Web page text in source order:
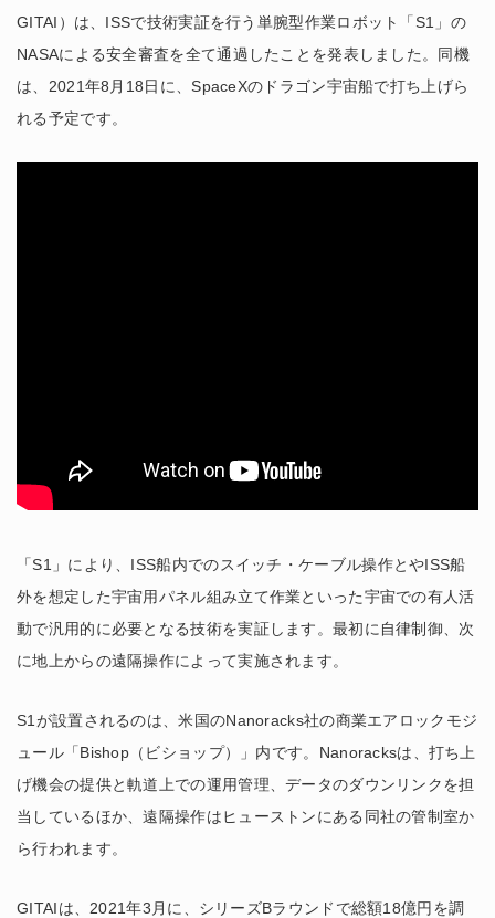
GITAI）は、ISSで技術実証を行う単腕型作業ロボット「S1」の
NASAによる安全審査を全て通過したことを発表しました。同機
は、2021年8月18日に、SpaceXのドラゴン宇宙船で打ち上げら
れる予定です。
「S1」により、ISS船内でのスイッチ・ケーブル操作とやISS船
外を想定した宇宙用パネル組み立て作業といった宇宙での有人活
動で汎用的に必要となる技術を実証します。最初に自律制御、次
に地上からの遠隔操作によって実施されます。
S1が設置されるのは、米国のNanoracks社の商業エアロックモジ
ュール「Bishop（ビショップ）」内です。Nanoracksは、打ち上
げ機会の提供と軌道上での運用管理、データのダウンリンクを担
当しているほか、遠隔操作はヒューストンにある同社の管制室か
ら行われます。
GITAIは、2021年3月に、シリーズBラウンドで総額18億円を調